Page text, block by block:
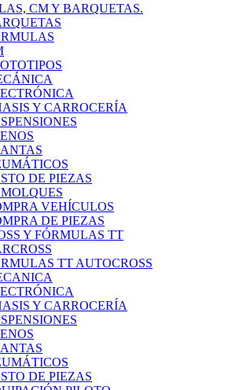
CM Y BARQUETAS.
Y CARROCERÍA
DE PIEZAS
VEHÍCULOS
DE PIEZAS
Y FÓRMULAS TT
TT AUTOCROSS
Y CARROCERÍA
DE PIEZAS